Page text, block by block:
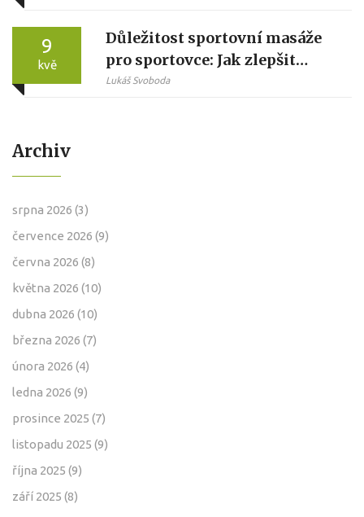
9
kvě
Důležitost sportovní masáže
pro sportovce: Jak zlepšit
výkon a regeneraci
Lukáš Svoboda
Archiv
srpna 2026 (3)
července 2026 (9)
června 2026 (8)
května 2026 (10)
dubna 2026 (10)
března 2026 (7)
února 2026 (4)
ledna 2026 (9)
prosince 2025 (7)
listopadu 2025 (9)
října 2025 (9)
září 2025 (8)